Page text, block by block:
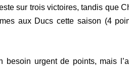
sur trois victoires, tandis que
aux Ducs cette saison (4
urgent de points, mais